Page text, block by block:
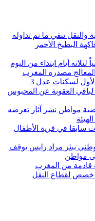
والنقل تنفي ما تم تداوله
البطيخ الأحمر
أيام ابتداء من اليوم
مصدره المغرب
لسكنات عدل 3
العقوبة عن المحبوس
مواطن نشر آثار تعرضه
سابقا في قرية الأطفال
الوطني ببئر مراد رايس يوقف
من المغرب
خصص لقطاع النقل